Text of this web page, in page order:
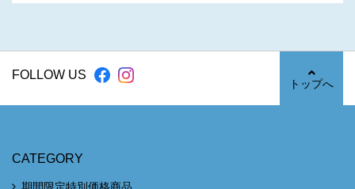
FOLLOW US
トップへ
CATEGORY
期間限定特別価格商品